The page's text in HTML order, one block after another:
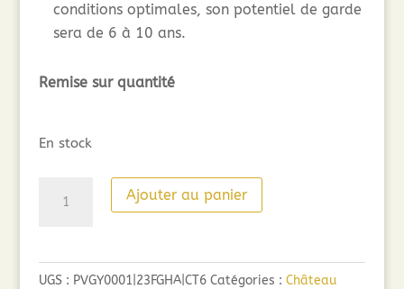
conditions optimales, son potentiel de garde
sera de 6 à 10 ans.
Remise sur quantité
En stock
Villegly
Ajouter au panier
UGS : PVGY0001|23FGHA|CT6 Catégories : Château